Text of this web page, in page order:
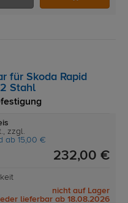
für Skoda Rapid
Stahl
zzgl.
ab 15,00 €
232,00 €
nicht auf Lager
lieferbar ab 18.08.2026